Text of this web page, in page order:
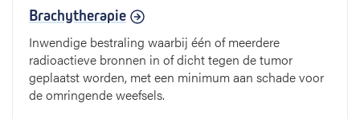
Brachytherapie
Inwendige bestraling waarbij één of meerdere
radioactieve bronnen in of dicht tegen de tumor
geplaatst worden, met een minimum aan schade voor
de omringende weefsels.